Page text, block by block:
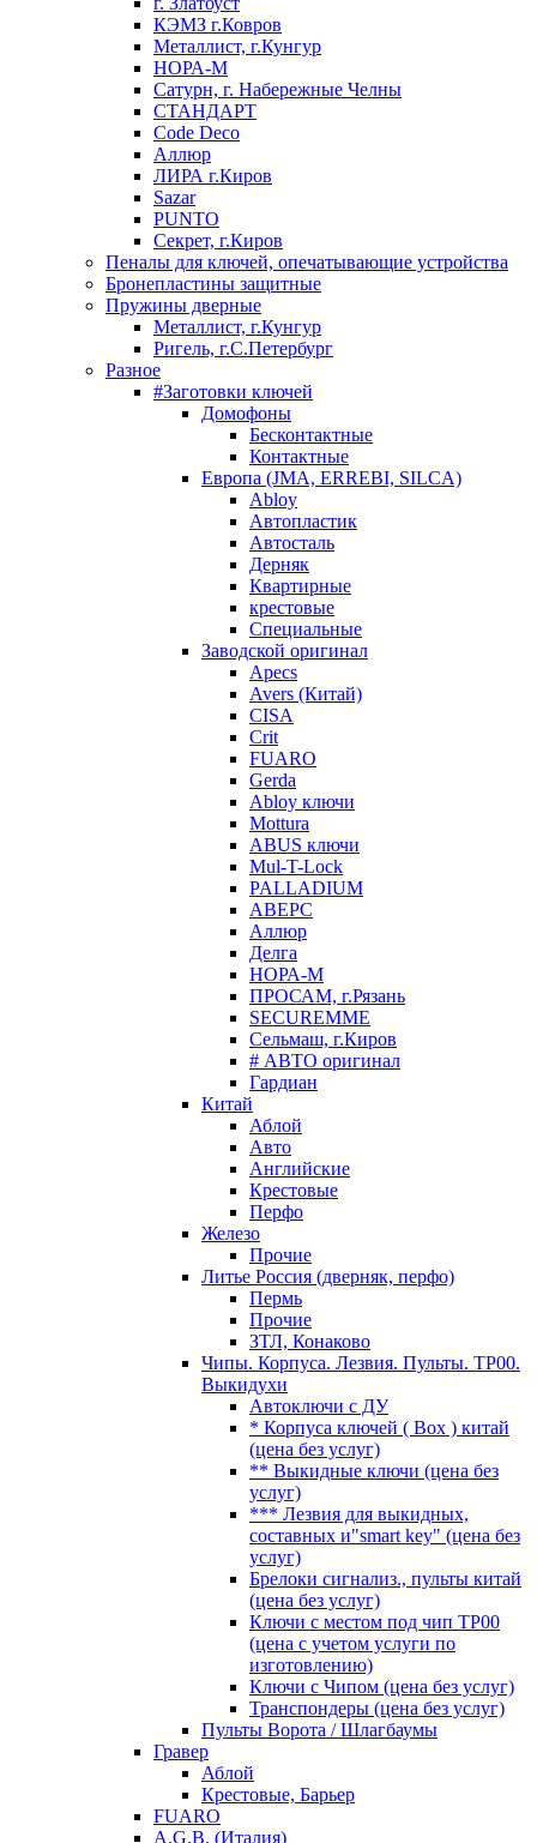
КЭМЗ г.Ковров
Металлист, г.Кунгур
НОРА-М
Сатурн, г. Набережные Челны
СТАНДАРТ
Code Deco
Аллюр
ЛИРА г.Киров
Sazar
PUNTO
Секрет, г.Киров
Пеналы для ключей, опечатывающие устройства
Бронепластины защитные
Пружины дверные
Металлист, г.Кунгур
Ригель, г.С.Петербург
Разное
#Заготовки ключей
Домофоны
Бесконтактные
Контактные
Европа (JMA, ERREBI, SILCA)
Abloy
Автопластик
Автосталь
Дерняк
Квартирные
крестовые
Специальные
Заводской оригинал
Apecs
Avers (Китай)
CISA
Crit
FUARO
Gerda
Abloy ключи
Mottura
ABUS ключи
Mul-T-Lock
PALLADIUM
АВЕРС
Аллюр
Делга
НОРА-М
ПРОСАМ, г.Рязань
SECUREMME
Сельмаш, г.Киров
# АВТО оригинал
Гардиан
Китай
Аблой
Авто
Английские
Крестовые
Перфо
Железо
Прочие
Литье Россия (дверняк, перфо)
Пермь
Прочие
ЗТЛ, Конаково
Чипы. Корпуса. Лезвия. Пульты. TP00.
Выкидухи
Автоключи с ДУ
* Корпуса ключей ( Box ) китай
(цена без услуг)
** Выкидные ключи (цена без
услуг)
*** Лезвия для выкидных,
составных и"smart key" (цена без
услуг)
Брелоки сигнализ., пульты китай
(цена без услуг)
Ключи с местом под чип TP00
(цена с учетом услуги по
изготовлению)
Ключи с Чипом (цена без услуг)
Транспондеры (цена без услуг)
Пульты Ворота / Шлагбаумы
Гравер
Аблой
Крестовые, Барьер
FUARO
A.G.B. (Италия)